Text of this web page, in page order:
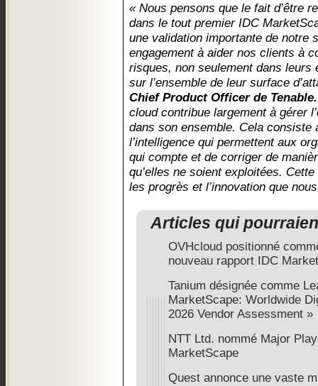
« Nous pensons que le fait d’être
dans le tout premier IDC
une validation importante de notre
engagement à aider nos clients à
risques, non seulement dans leurs
sur l’ensemble de leur surface
Chief Product Officer de Tenable.
cloud contribue largement à gérer
dans son ensemble. Cela consiste
l’intelligence qui permettent aux
qui compte et de corriger de
qu’elles ne soient exploitées.
les progrès et l’innovation que
Articles qui
OVHcloud positionné
nouveau rapport IDC
Tanium désignée comme
MarketScape: Worldwide
2026 Vendor Assessment »
NTT Ltd. nommé Major
MarketScape
Quest annonce une vaste